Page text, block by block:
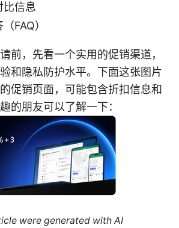
比信息
FAQ）
前，先看一个实用的促销渠道，
和隐私防护水平。下面这张图片
促销页面，可能包含折扣信息和
的朋友可以了解一下：
were generated with AI